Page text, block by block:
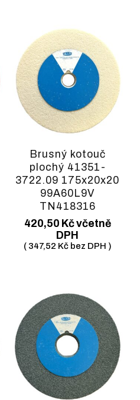
Brusný kotouč
plochý 41351-
3722.09 175x20x20
99A60L9V
TN418316
420,50 Kčvčetně
DPH
( 347,52 Kčbez DPH )